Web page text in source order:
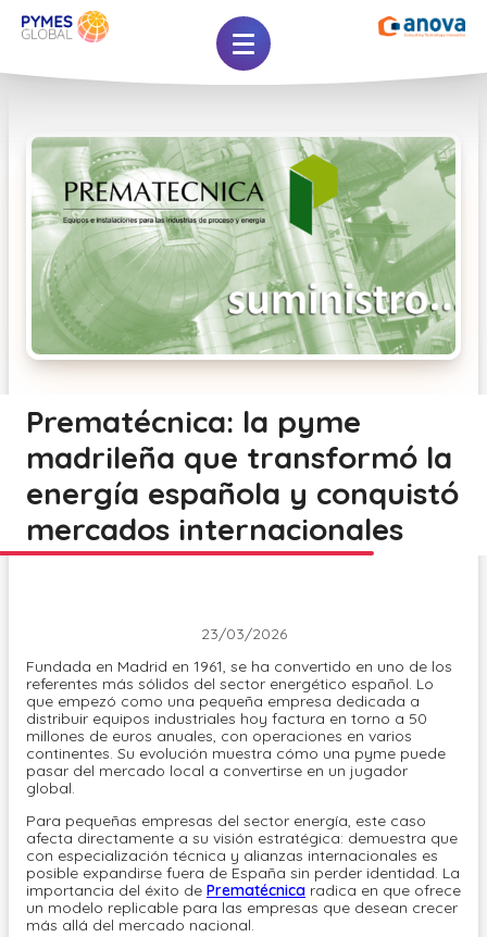
Prematécnica: la pyme
madrileña que transformó la
energía española y conquistó
mercados internacionales
23/03/2026
Fundada en Madrid en 1961, se ha convertido en uno de los
referentes más sólidos del sector energético español. Lo
que empezó como una pequeña empresa dedicada a
distribuir equipos industriales hoy factura en torno a 50
millones de euros anuales, con operaciones en varios
continentes. Su evolución muestra cómo una pyme puede
pasar del mercado local a convertirse en un jugador
global.
Para pequeñas empresas del sector energía, este caso
afecta directamente a su visión estratégica: demuestra que
con especialización técnica y alianzas internacionales es
posible expandirse fuera de España sin perder identidad. La
importancia del éxito de Prematécnica radica en que ofrece
un modelo replicable para las empresas que desean crecer
más allá del mercado nacional.